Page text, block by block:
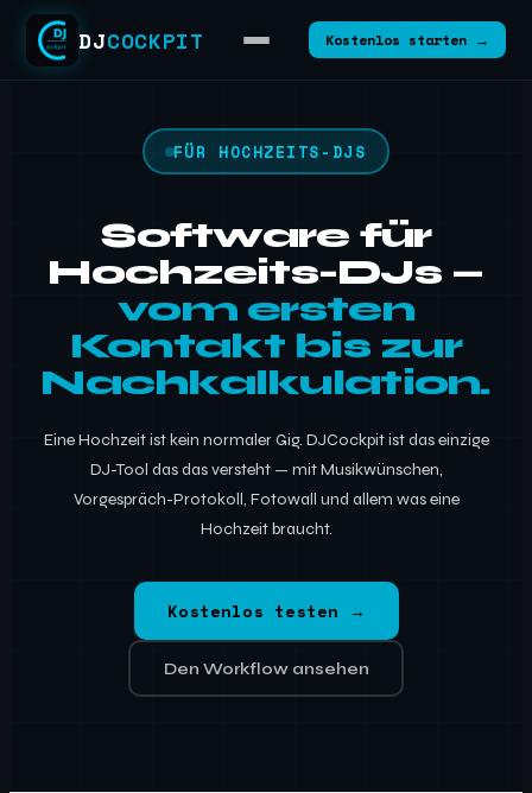
DJCOCKPIT Kostenlos starten →
FÜR HOCHZEITS-DJS
Software für
Hochzeits-DJs —
vom ersten
Kontakt bis zur
Nachkalkulation.
Eine Hochzeit ist kein normaler Gig. DJCockpit ist das einzige
DJ-Tool das das versteht — mit Musikwünschen,
Vorgespräch-Protokoll, Fotowall und allem was eine
Hochzeit braucht.
Kostenlos testen →
Den Workflow ansehen